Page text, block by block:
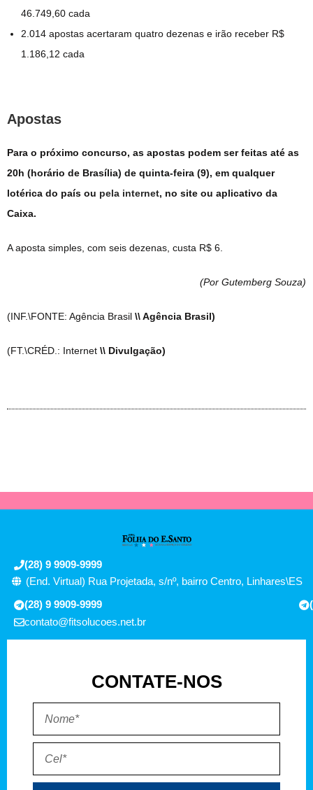
46.749,60 cada
2.014 apostas acertaram quatro dezenas e irão receber R$
1.186,12 cada
Apostas
Para o próximo concurso, as apostas podem ser feitas até as
20h (horário de Brasília) de quinta-feira (9), em qualquer
lotérica do país ou pela internet, no site ou aplicativo da
Caixa.
A aposta simples, com seis dezenas, custa R$ 6.
(Por Gutemberg Souza)
(INF.\FONTE: Agência Brasil \\ Agência Brasil)
(FT.\CRÉD.: Internet \\ Divulgação)
(28) 9 9909-9999
(End. Virtual) Rua Projetada, s/nº, bairro Centro, Linhares\ES
(28) 9 9909-9999
contato@fitsolucoes.net.br
CONTATE-NOS